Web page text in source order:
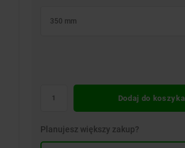
350 mm
Dodaj do koszyka
Planujesz większy zakup?